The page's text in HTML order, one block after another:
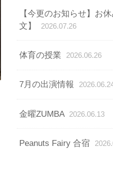
【今更のお知らせ】お
文】
2026.07.26
体育の授業 2026.06.26
7月の出演情報
金曜ZUMBA 2026.06.13
Peanuts Fairy 合宿